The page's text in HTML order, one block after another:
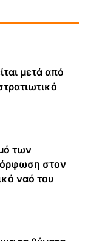
μετά από
των
στον
ναό του